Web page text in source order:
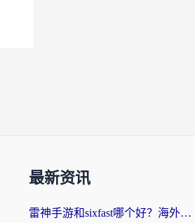
最新资讯
雷神手游和sixfast哪个好？海外党亲测3款回国加速器，教你选对不踩坑